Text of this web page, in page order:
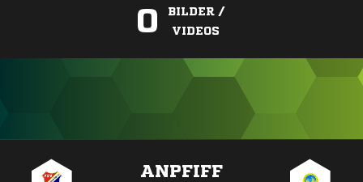
0
BILDER /
VIDEOS
ANPFIFF